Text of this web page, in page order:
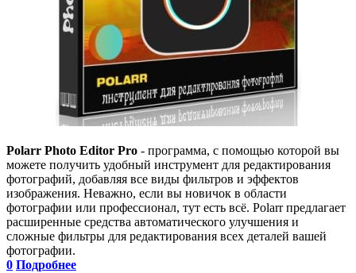
Polarr Photo Editor Pro - программа, с помощью которой вы
можете получить удобный инструмент для редактирования
фотографий, добавляя все виды фильтров и эффектов
изображения. Неважно, если вы новичок в области
фотографии или профессионал, тут есть всё. Polarr предлагает
расширенные средства автоматического улучшения и
сложные фильтры для редактирования всех деталей вашей
фотографии.
0 Подробнее